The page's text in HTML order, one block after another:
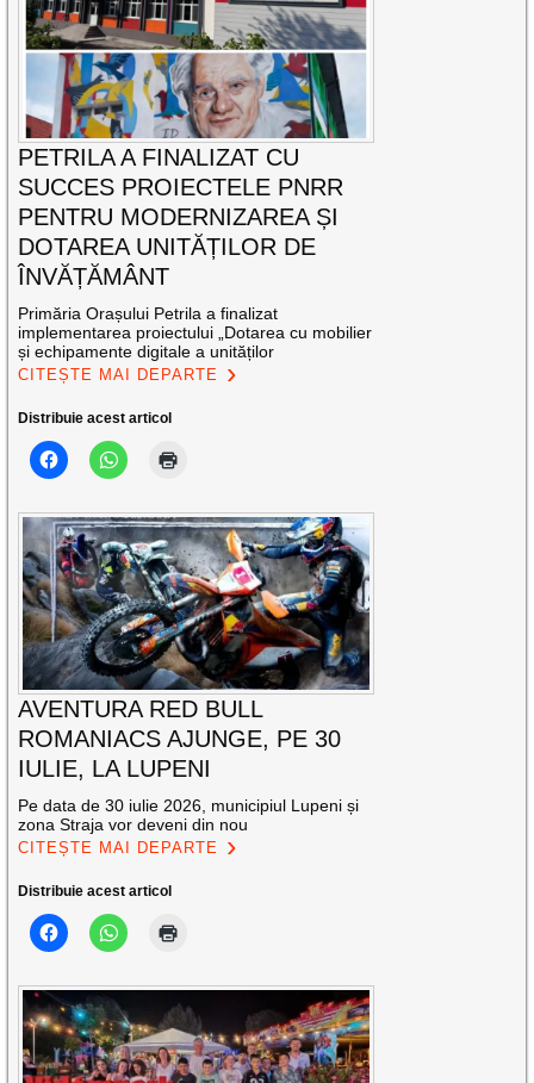
PETRILA A FINALIZAT CU
SUCCES PROIECTELE PNRR
PENTRU MODERNIZAREA ȘI
DOTAREA UNITĂȚILOR DE
ÎNVĂȚĂMÂNT
Primăria Orașului Petrila a finalizat
implementarea proiectului „Dotarea cu mobilier
și echipamente digitale a unităților
CITEȘTE MAI DEPARTE
Distribuie acest articol
AVENTURA RED BULL
ROMANIACS AJUNGE, PE 30
IULIE, LA LUPENI
Pe data de 30 iulie 2026, municipiul Lupeni și
zona Straja vor deveni din nou
CITEȘTE MAI DEPARTE
Distribuie acest articol